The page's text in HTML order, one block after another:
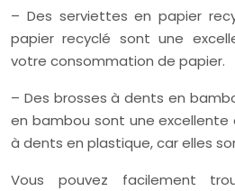
– Des serviettes en papier
papier recyclé sont une
votre consommation de papier.
– Des brosses à dents en
en bambou sont une excellente
à dents en plastique, car elles
Vous pouvez facilement